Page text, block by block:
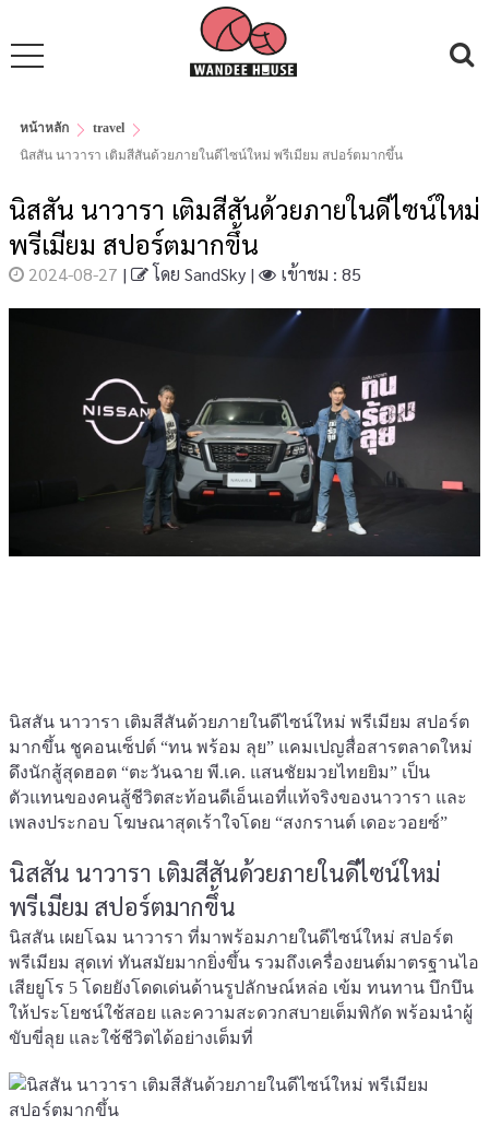
หน้าหลัก
travel
นิสสัน นาวารา เติมสีสันด้วยภายในดีไซน์ใหม่ พรีเมียม สปอร์ตมากขึ้น
นิสสัน นาวารา เติมสีสันด้วยภายในดีไซน์ใหม่
พรีเมียม สปอร์ตมากขึ้น
2024-08-27 | โดย SandSky | เข้าชม : 85
นิสสัน นาวารา เติมสีสันด้วยภายในดีไซน์ใหม่ พรีเมียม สปอร์ต
มากขึ้น ชูคอนเซ็ปต์ “ทน พร้อม ลุย” แคมเปญสื่อสารตลาดใหม่
ดึงนักสู้สุดฮอต “ตะวันฉาย พี.เค. แสนชัยมวยไทยยิม” เป็น
ตัวแทนของคนสู้ชีวิตสะท้อนดีเอ็นเอที่แท้จริงของนาวารา และ
เพลงประกอบ โฆษณาสุดเร้าใจโดย “สงกรานต์ เดอะวอยซ์”
นิสสัน นาวารา เติมสีสันด้วยภายในดีไซน์ใหม่
พรีเมียม สปอร์ตมากขึ้น
นิสสัน เผยโฉม นาวารา ที่มาพร้อมภายในดีไซน์ใหม่ สปอร์ต
พรีเมียม สุดเท่ ทันสมัยมากยิ่งขึ้น รวมถึงเครื่องยนต์มาตรฐานไอ
เสียยูโร 5 โดยยังโดดเด่นด้านรูปลักษณ์หล่อ เข้ม ทนทาน บึกบึน
ให้ประโยชน์ใช้สอย และความสะดวกสบายเต็มพิกัด พร้อมนำผู้
ขับขี่ลุย และใช้ชีวิตได้อย่างเต็มที่